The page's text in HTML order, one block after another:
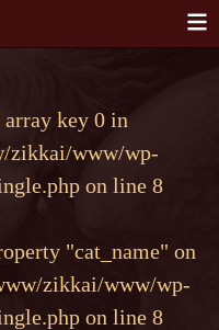
key 0 in
zikkai/www/wp-
on line 8
"cat_name" on
zikkai/www/wp-
on line 8